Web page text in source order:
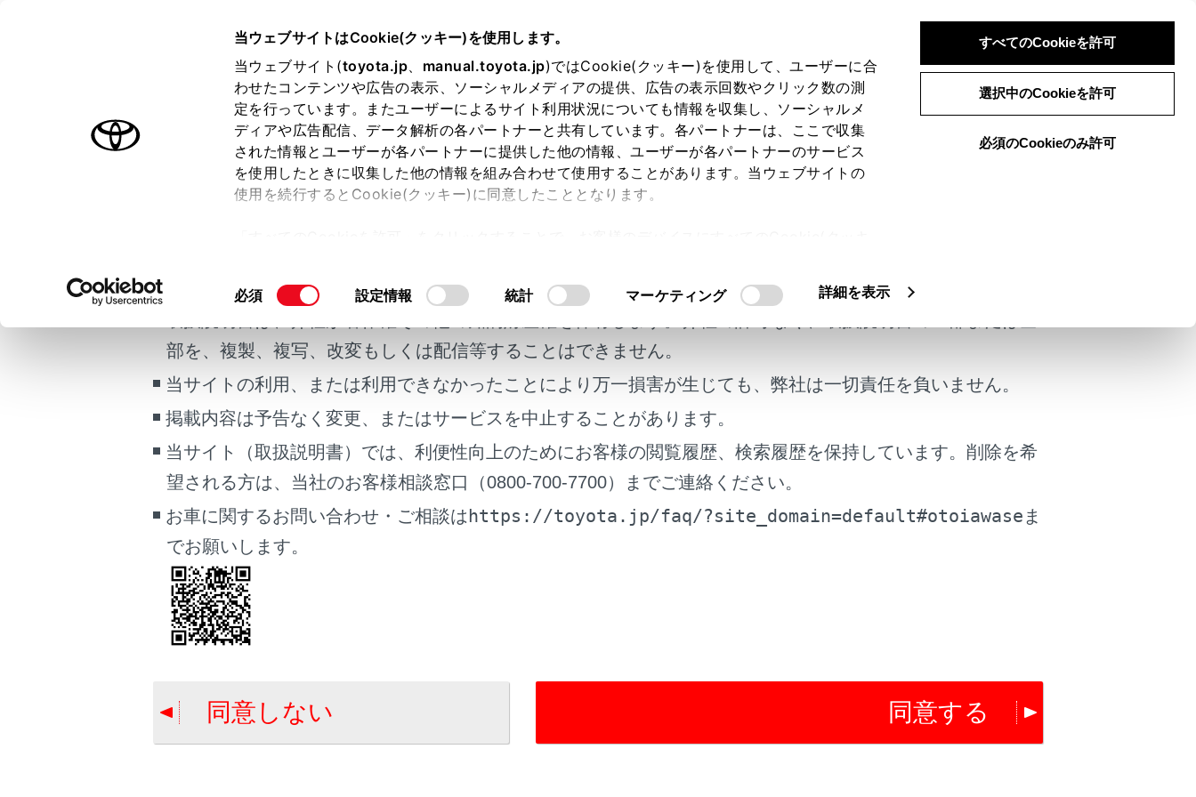
当ウェブサイトはCookie(クッキー)を使用します。
当ウェブサイト(toyota.jp、 manual.toyota.jp)ではCookie(クッキー)を使用して、ユーザーに合
わせたコンテンツや広告の表示、ソーシャルメディアの提供、広告の表示回数やクリック数の測
定を行っています。またユーザーによるサイト利用状況についても情報を収集し、ソーシャルメ
ディアや広告配信、データ解析の各パートナーと共有しています。各パートナーは、ここで収集
された情報とユーザーが各パートナーに提供した他の情報、ユーザーが各パートナーのサービス
を使用したときに収集した他の情報を組み合わせて使用することがあります。当ウェブサイトの
使用を続行するとCookie(クッキー)に同意したこととなります。
て」をご覧ください。
同
の
選
択
必須 設定情報 統計 マーケティング 詳細を表示
すべてのCookieを許可
選択中のCookieを許可
必須のCookieのみ許可
はじめに
安全・安心のために
マルチメディア
お手入れのしかた
万一の場合には
こんなときは
ブックマーク
画面表示設定
お手入れのしかた 簡単な点検・部品交換
ボンネット
合わせて見られているページ
タイヤについて
ガレージジャッキ
カーボンルーフ（マーブル柄）の取り扱いについて
このページは役に立ちましたか？
はい いいえ
ご利用の条件
掲載している取扱説明書はお客様の年式に合致しない場合があります。
部を、複製、複写、改変もしくは配信等することはできません。
当サイトの利用、または利用できなかったことにより万一損害が生じても、弊社は一切責任を負いません。
掲載内容は予告なく変更、またはサービスを中止することがあります。
当サイト（取扱説明書）では、利便性向上のためにお客様の閲覧履歴、検索履歴を保持しています。削除を希
望される方は、当社のお客様相談窓口（0800-700-7700）までご連絡ください。
お車に関するお問い合わせ・ご相談はhttps://toyota.jp/faq/?site_domain=default#otoiawase ま
でお願いします。
同意しない 同意する